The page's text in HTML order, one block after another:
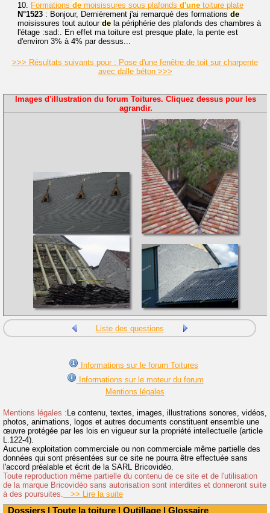
Dossiers | Toute la toiture | Outillage | Glossaire
10. Formations de moisissures sous plafonds d'une toiture plate
N°1523 : Bonjour, Dernièrement j'ai remarqué des formations de
moisissures tout autour de la périphérie des plafonds des chambres à
l'étage :sad:. En effet ma toiture est presque plate, la pente est
d'environ 3% à 4% par dessus...
>>> Résultats suivants pour : Pose d'une fenêtre de toit sur charpente
avec dalle béton >>>
Images d'illustration du forum Toitures. Cliquez dessus pour les
agrandir.
Liste des questions
Informations sur le forum Toitures
Informations sur le moteur du forum
Mentions légales
Mentions légales : Le contenu, textes, images, illustrations sonores, vidéos,
photos, animations, logos et autres documents constituent ensemble une
œuvre protégée par les lois en vigueur sur la propriété intellectuelle (article
L.122-4).
Aucune exploitation commerciale ou non commerciale même partielle des
données qui sont présentées sur ce site ne pourra être effectuée sans
l'accord préalable et écrit de la SARL Bricovidéo.
Toute reproduction même partielle du contenu de ce site et de l'utilisation
de la marque Bricovidéo sans autorisation sont interdites et donneront suite
à des poursuites. >> Lire la suite